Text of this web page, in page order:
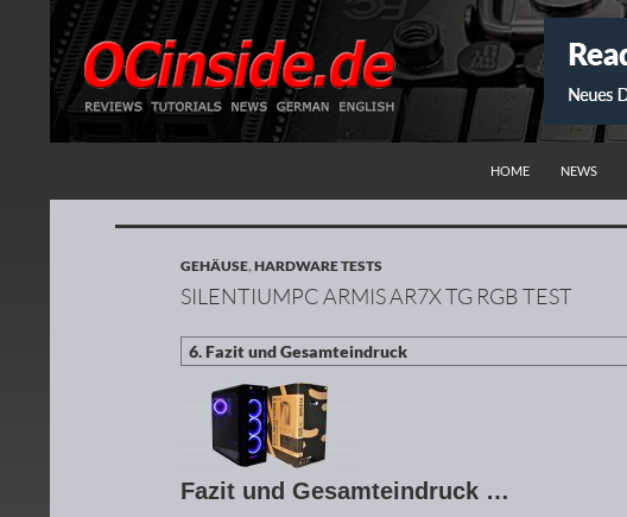
HOME
NEWS
GEHÄUSE,HARDWARE TESTS
SILENTIUMPC ARMIS AR7X TG RGB TEST
Fazit und Gesamteindruck …